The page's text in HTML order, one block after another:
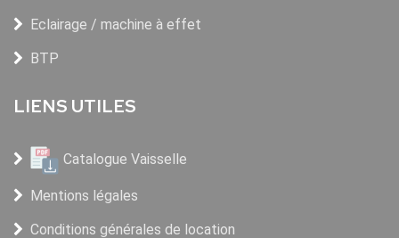
Eclairage / machine à effet
BTP
LIENS UTILES
Catalogue Vaisselle
Mentions légales
Conditions générales de location